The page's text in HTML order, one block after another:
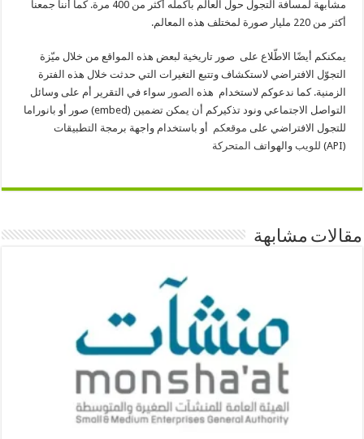
مشابهة لمسافة التجول حول العالم بأكمله أكثر من 400 مرة. كما أننا جمعنا
أكثر من 220 مليار صورة لمختلف هذه المعالم.
يمكنكم أيضًا الاطّلاع على صور تاريخية لبعض هذه المواقع من خلال ميّزة
التجوّل الافتراضي لاستكشاف وتتبع التغيرات التي حدثت خلال هذه الفترة
الزمنية. كما ندعوكم لاستخدام هذه الصور سواء في التقرير أم على وسائل
التواصل الاجتماعي ونود تذكيركم أن يمكن تضمين (embed) صور أو بانوراما
للتجول الافتراضي على موقعكم أو باستخدام واجهة برمجة التطبيقات
(API)
للويبوالهواتفالمتحركة
مقالات مشابهة